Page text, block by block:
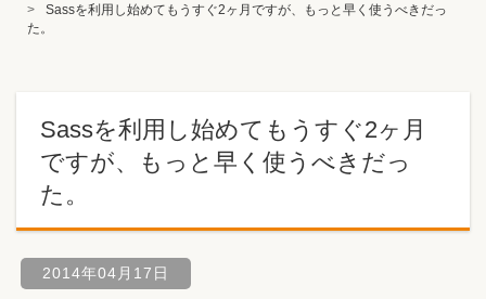
Sassを利用し始めてもうすぐ2ヶ月ですが、もっと早く使うべきだっ
た。
Sassを利用し始めてもうすぐ2ヶ月
ですが、もっと早く使うべきだっ
た。
2014年04月17日